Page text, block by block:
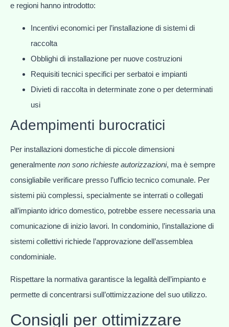
e regioni hanno introdotto:
Incentivi economici per l’installazione di sistemi di
raccolta
Obblighi di installazione per nuove costruzioni
Requisiti tecnici specifici per serbatoi e impianti
Divieti di raccolta in determinate zone o per determinati
usi
Adempimenti burocratici
Per installazioni domestiche di piccole dimensioni
generalmente non sono richieste autorizzazioni, ma è sempre
consigliabile verificare presso l’ufficio tecnico comunale. Per
sistemi più complessi, specialmente se interrati o collegati
all’impianto idrico domestico, potrebbe essere necessaria una
comunicazione di inizio lavori. In condominio, l’installazione di
sistemi collettivi richiede l’approvazione dell’assemblea
condominiale.
Rispettare la normativa garantisce la legalità dell’impianto e
permette di concentrarsi sull’ottimizzazione del suo utilizzo.
Consigli per ottimizzare